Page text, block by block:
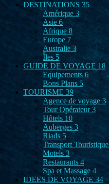
DESTINATIONS 35
Amérique 3
Asie 6
Afrique 8
Europe 7
Australie 3
Îles5
GUIDE DE VOYAGE 18
Equipements 6
Bons Plans 5
TOURISME 39
Agence de voyage3
Tour Opérateur3
Hôtels 10
Auberges 3
Riads 5
Transport Touristique
Motels 3
Restaurants 4
Spa et Massage 4
IDEES DE VOYAGE 34